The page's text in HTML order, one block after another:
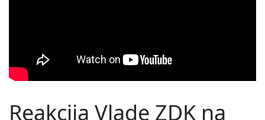
Reakcija Vlade ZDK na